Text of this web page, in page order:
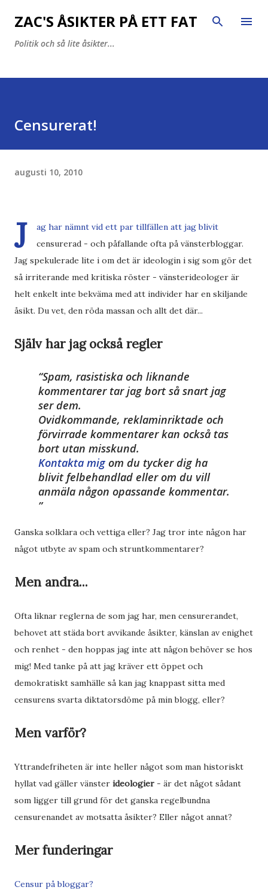
Fortsätt till huvudinnehåll
ZAC'S ÅSIKTER PÅ ETT FAT
Politik och så lite åsikter...
Censurerat!
augusti 10, 2010
J
ag har nämnt vid ett par tillfällen att jag blivit
censurerad - och påfallande ofta på vänsterbloggar.
Jag spekulerade lite i om det är ideologin i sig som gör det
så irriterande med kritiska röster - vänsterideologer är
helt enkelt inte bekväma med att individer har en skiljande
åsikt. Du vet, den röda massan och allt det där...
Själv har jag också regler
Spam, rasistiska och liknande
kommentarer tar jag bort så snart jag
ser dem.
Ovidkommande, reklaminriktade och
förvirrade kommentarer kan också tas
bort utan misskund.
Kontakta mig om du tycker dig ha
blivit felbehandlad eller om du vill
anmäla någon opassande kommentar.
Ganska solklara och vettiga eller? Jag tror inte någon har
något utbyte av spam och struntkommentarer?
Men andra...
Ofta liknar reglerna de som jag har, men censurerandet,
behovet att städa bort avvikande åsikter, känslan av enighet
och renhet - den hoppas jag inte att någon behöver se hos
mig! Med tanke på att jag kräver ett öppet och
demokratiskt samhälle så kan jag knappast sitta med
censurens svarta diktatorsdöme på min blogg, eller?
Men varför?
Yttrandefriheten är inte heller något som man historiskt
hyllat vad gäller vänster ideologier - är det något sådant
som ligger till grund för det ganska regelbundna
censurenandet av motsatta åsikter? Eller något annat?
Mer funderingar
Censur på bloggar?